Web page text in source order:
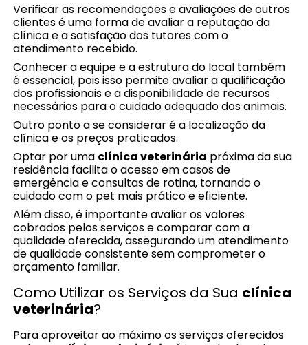
Verificar as recomendações e avaliações de outros
clientes é uma forma de avaliar a reputação da
clínica e a satisfação dos tutores com o
atendimento recebido.
Conhecer a equipe e a estrutura do local também
é essencial, pois isso permite avaliar a qualificação
dos profissionais e a disponibilidade de recursos
necessários para o cuidado adequado dos animais.
Outro ponto a se considerar é a localização da
clínica e os preços praticados.
Optar por uma clínica veterinária próxima da sua
residência facilita o acesso em casos de
emergência e consultas de rotina, tornando o
cuidado com o pet mais prático e eficiente.
Além disso, é importante avaliar os valores
cobrados pelos serviços e comparar com a
qualidade oferecida, assegurando um atendimento
de qualidade consistente sem comprometer o
orçamento familiar.
Como Utilizar os Serviços da Sua clínica
veterinária?
Para aproveitar ao máximo os serviços oferecidos